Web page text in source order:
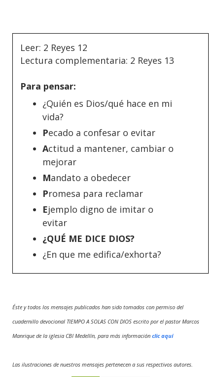
Leer: 2 Reyes 12
Lectura complementaria: 2 Reyes 13
Para pensar:
¿Quién es Dios/qué hace en mi
vida?
Pecado a confesar o evitar
Actitud a mantener, cambiar o
mejorar
Mandato a obedecer
Promesa para reclamar
Ejemplo digno de imitar o
evitar
¿QUÉ ME DICE DIOS?
¿En que me edifica/exhorta?
Éste y todos los mensajes publicados han sido tomados con permiso del
cuadernillo devocional TIEMPO A SOLAS CON DIOS escrito por el pastor Marcos
Manrique de la iglesia CBI Medellín, para más información clic aquí
Las ilustraciones de nuestros mensajes pertenecen a sus respectivos autores.